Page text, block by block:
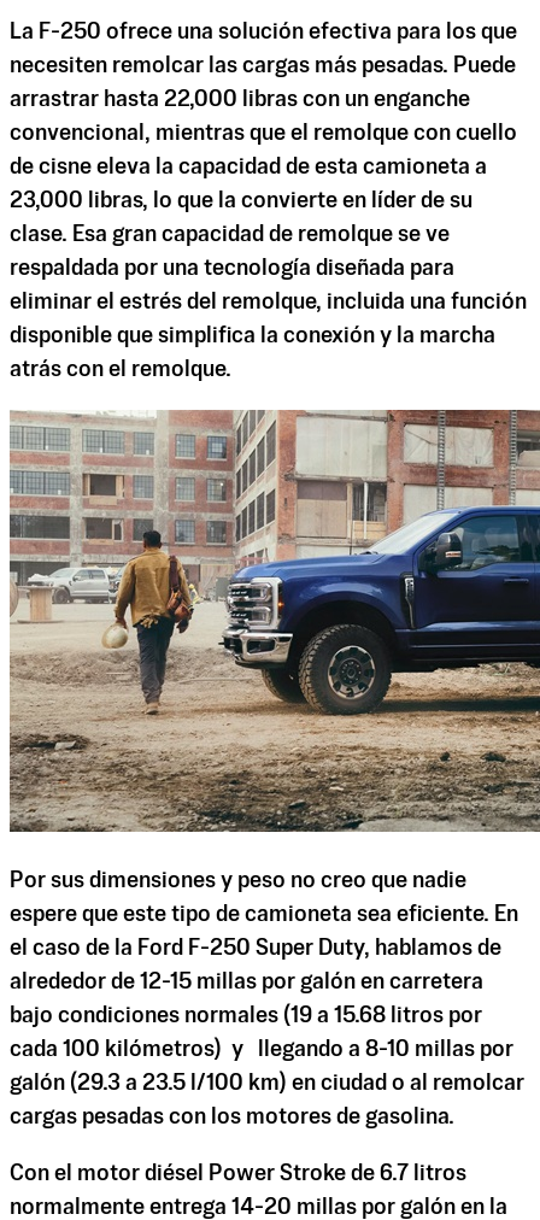
La F-250 ofrece una solución efectiva para los que
necesiten remolcar las cargas más pesadas. Puede
arrastrar hasta 22,000 libras con un enganche
convencional, mientras que el remolque con cuello
de cisne eleva la capacidad de esta camioneta a
23,000 libras, lo que la convierte en líder de su
clase. Esa gran capacidad de remolque se ve
respaldada por una tecnología diseñada para
eliminar el estrés del remolque, incluida una función
disponible que simplifica la conexión y la marcha
atrás con el remolque.
Por sus dimensiones y peso no creo que nadie
espere que este tipo de camioneta sea eficiente. En
el caso de la Ford F-250 Super Duty, hablamos de
alrededor de 12-15 millas por galón en carretera
bajo condiciones normales (19 a 15.68 litros por
cada 100 kilómetros) y llegando a 8-10 millas por
galón (29.3 a 23.5 l/100 km) en ciudad o al remolcar
cargas pesadas con los motores de gasolina.
Con el motor diésel Power Stroke de 6.7 litros
normalmente entrega 14-20 millas por galón en la